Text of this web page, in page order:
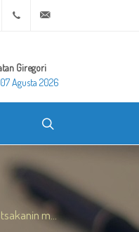
Youtube +20 2 25970400
Giregori
Agusta 2026
m...